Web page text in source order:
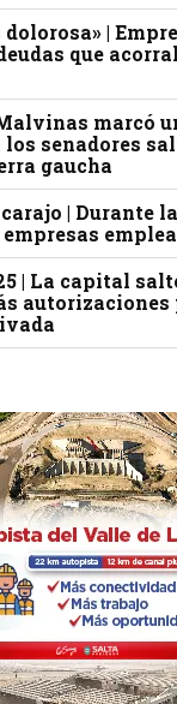
|
que
marcó
senadores
gaucha
| Durante
| La capital
autorizaciones